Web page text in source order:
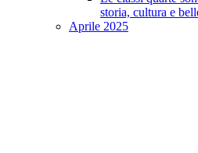
storia, cultura e
Aprile 2025